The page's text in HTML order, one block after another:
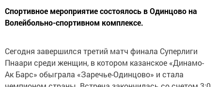
Спортивное мероприятие состоялось в Одинцово на
Волейбольно-спортивном комплексе.
Сегодня завершился третий матч финала Суперлиги
Пнаари среди женщин, в котором казанское «Динамо-
Ак Барс» обыграла «Заречье-Одинцово» и стала